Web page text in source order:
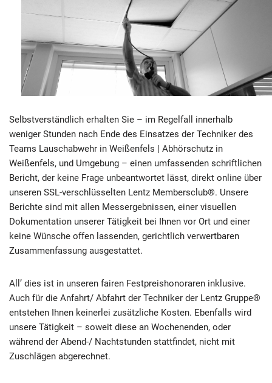
Selbstverständlich erhalten Sie – im Regelfall innerhalb
weniger Stunden nach Ende des Einsatzes der Techniker des
Teams Lauschabwehr in Weißenfels | Abhörschutz in
Weißenfels, und Umgebung – einen umfassenden schriftlichen
Bericht, der keine Frage unbeantwortet lässt, direkt online über
unseren SSL-verschlüsselten Lentz Membersclub®. Unsere
Berichte sind mit allen Messergebnissen, einer visuellen
Dokumentation unserer Tätigkeit bei Ihnen vor Ort und einer
keine Wünsche offen lassenden, gerichtlich verwertbaren
Zusammenfassung ausgestattet.
All’ dies ist in unseren fairen Festpreishonoraren inklusive.
Auch für die Anfahrt/ Abfahrt der Techniker der Lentz Gruppe®
entstehen Ihnen keinerlei zusätzliche Kosten. Ebenfalls wird
unsere Tätigkeit – soweit diese an Wochenenden, oder
während der Abend-/ Nachtstunden stattfindet, nicht mit
Zuschlägen abgerechnet.